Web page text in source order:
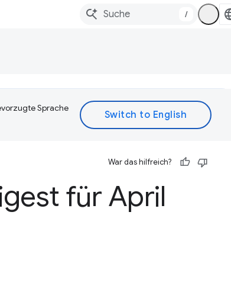
/
Sprache
War das hilfreich?
für April